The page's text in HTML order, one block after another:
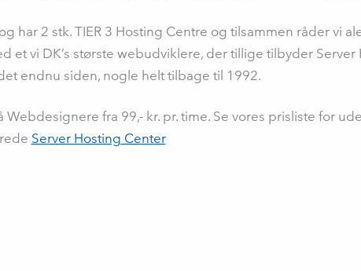
har 2 stk. TIER 3 Hosting Centre og tilsammen råder vi
et vi DK’s største webudviklere, der tillige tilbyder
endnu siden, nogle helt tilbage til 1992.
fra 99,- kr. pr. time. Se vores prisliste for
Server Hosting Center